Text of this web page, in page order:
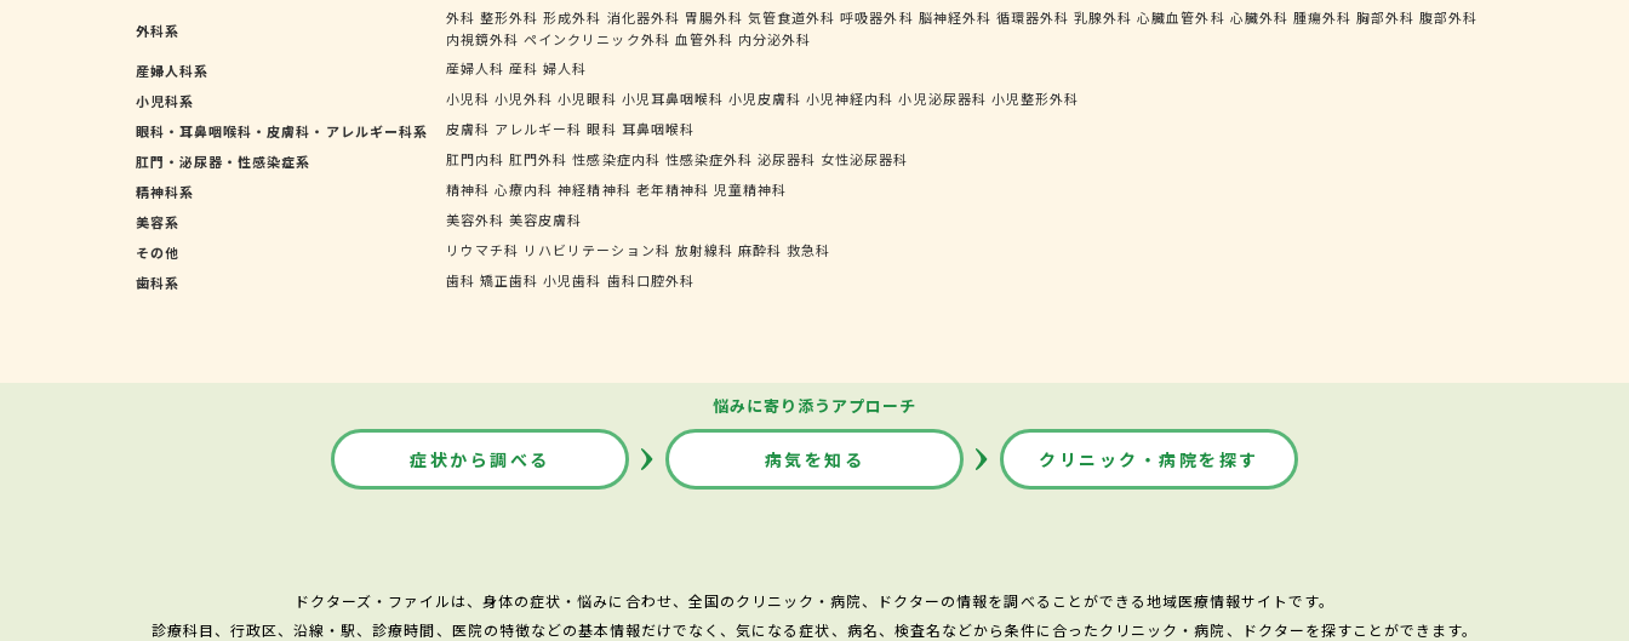
外科系
外科 整形外科 形成外科 消化器外科 胃腸外科 気管食道外科 呼吸器外科 脳神経外科 循環器外科 乳腺外科 心臓血管外科 心臓外科 腫瘍外科 胸部外科 腹部外科
内視鏡外科 ペインクリニック外科 血管外科 内分泌外科
産婦人科系
産婦人科 産科 婦人科
小児科系
小児科 小児外科 小児眼科 小児耳鼻咽喉科 小児皮膚科 小児神経内科 小児泌尿器科 小児整形外科
眼科・耳鼻咽喉科・皮膚科・アレルギー科系
皮膚科 アレルギー科 眼科 耳鼻咽喉科
肛門・泌尿器・性感染症系
肛門内科 肛門外科 性感染症内科 性感染症外科 泌尿器科 女性泌尿器科
精神科系
精神科 心療内科 神経精神科 老年精神科 児童精神科
美容系
美容外科 美容皮膚科
その他
リウマチ科 リハビリテーション科 放射線科 麻酔科 救急科
歯科系
歯科 矯正歯科 小児歯科 歯科口腔外科
悩みに寄り添うアプローチ
症状から調べる 病気を知る クリニック・病院を探す
ドクターズ・ファイルは、身体の症状・悩みに合わせ、全国のクリニック・病院、ドクターの情報を調べることができる地域医療情報サイトです。
診療科目、行政区、沿線・駅、診療時間、医院の特徴などの基本情報だけでなく、気になる症状、病名、検査名などから条件に合ったクリニック・病院、ドクターを探すことができます。